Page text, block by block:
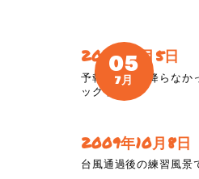
05
7月
2019年7月5日
予報より雨は降らなか
ックトレ。
2009年10月8日
台風通過後の練習風景